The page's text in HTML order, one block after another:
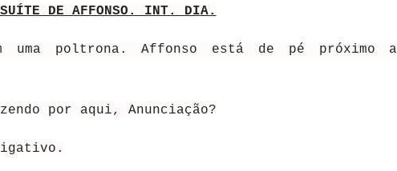
DE AFFONSO. INT. DIA.
uma poltrona. Affonso está de pé próximo a
por aqui, Anunciação?